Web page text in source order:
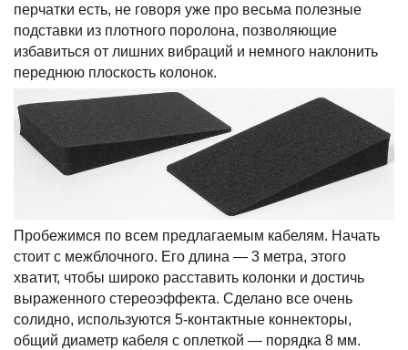
перчатки есть, не говоря уже про весьма полезные
подставки из плотного поролона, позволяющие
избавиться от лишних вибраций и немного наклонить
переднюю плоскость колонок.
Пробежимся по всем предлагаемым кабелям. Начать
стоит с межблочного. Его длина — 3 метра, этого
хватит, чтобы широко расставить колонки и достичь
выраженного стереоэффекта. Сделано все очень
солидно, используются 5-контактные коннекторы,
общий диаметр кабеля с оплеткой — порядка 8 мм.